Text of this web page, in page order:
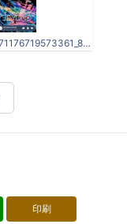
91994671_3171176719573361_8090795375717253120_n.jpg
印刷